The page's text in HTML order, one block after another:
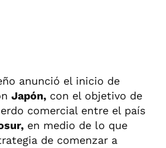
anunció el inicio de
Japón, con el objetivo de
comercial entre el país
en medio de lo que
de comenzar a